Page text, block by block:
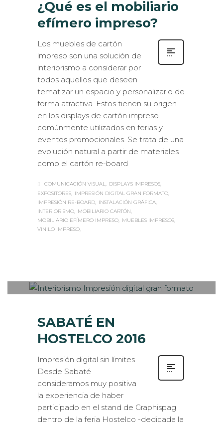
¿Qué es el mobiliario
efímero impreso?
Los muebles de cartón
impreso son una solución de
interiorismo a considerar por
todos aquellos que deseen
tematizar un espacio y personalizarlo de
forma atractiva. Estos tienen su origen
en los displays de cartón impreso
comúnmente utilizados en ferias y
eventos promocionales. Se trata de una
evolución natural a partir de materiales
como el cartón re-board
COMUNICACIÓN VISUAL
DISPLAYS IMPRESOS
EXPOSITORES
IMPRESIÓN DIGITAL GRAN FORMATO
IMPRESIÓN RE-BOARD
INSTALACIÓN GRÁFICA
INTERIORISMO
MOBILIARIO CARTÓN
MOBILIARIO EFÍMERO IMPRESO
MUEBLES IMPRESOS
VINILO IMPRESO
SABATÉ EN
HOSTELCO 2016
Impresión digital sin límites
Desde Sabaté
consideramos muy positiva
la experiencia de haber
participado en el stand de Graphispag
dentro de la feria Hostelco -dedicada la